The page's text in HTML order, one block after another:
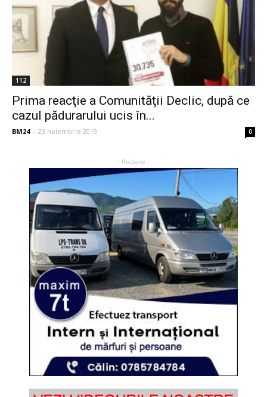
112
Prima reacţie a Comunităţii Declic, după ce
cazul pădurarului ucis în...
BM24 - 23 noiembrie 2019 0
- Reclame -